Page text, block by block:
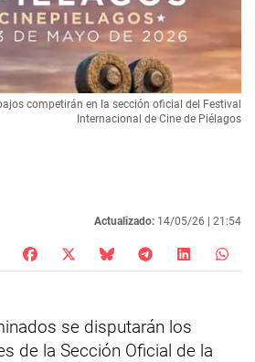
competirán en la sección oficial del Festival
Internacional de Cine de Piélagos
Actualizado: 14/05/26 | 21:54
se disputarán los
de la Sección Oficial de la